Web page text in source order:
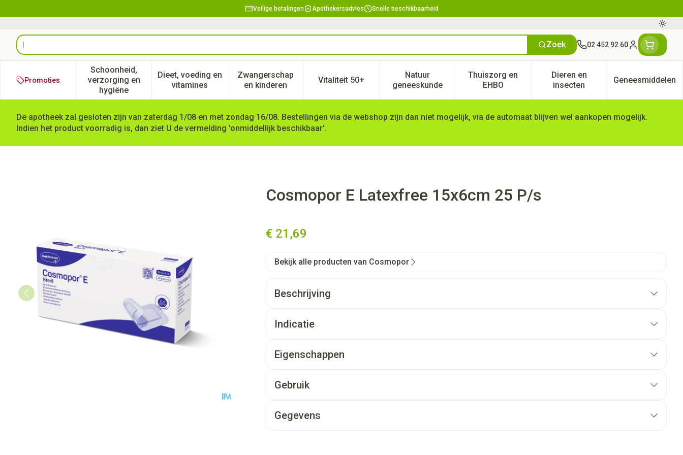
Veilige betalingen Apothekersadvies Snelle beschikbaarheid
Product, merk, categorie... Zoek 02 452 92 60
Klant menu
Promoties
Schoonheid,
verzorging en
hygiëne
Toon submenu voor Schoonheid, verzorging en hygiëne categorie
Dieet, voeding en
vitaminesToon submenu voor Dieet, voeding en vitamines categorie
Zwangerschap
en kinderenToon submenu voor Zwangerschap en kinderen categorie
Vitaliteit 50+Toon submenu voor Vitaliteit 50+ categorie
Natuur
geneeskunde
Toon submenu voor Natuur geneeskunde categorie
Thuiszorg en
EHBOToon submenu voor Thuiszorg en EHBO categorie
Dieren en
insectenToon submenu voor Dieren
Geneesmiddelen
Toon
De apotheek zal gesloten zijn van zaterdag 1/08 en met zondag 16/08. Bestellingen via de webshop zijn dan niet mogelijk, via de automaat blijven wel aankopen mogelijk.
Indien het product voorradig is, dan ziet U de vermelding 'onmiddellijk beschikbaar'.
Cosmopor E Latexfree 15x6cm 25 P/sCosmopor E Latexfree 15x6cm 25 P/s
€ 21,69
Bekijk alle producten van Cosmopor
Beschrijving
Indicatie
Eigenschappen
Gebruik
Gegevens